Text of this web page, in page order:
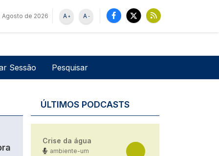
Agosto de 2026 -
A
+
A
de utilizador
Sessão
ÚLTIMOS PODCASTS
Crise da água
ambiente-um